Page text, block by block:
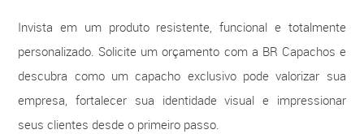
Invista em um produto resistente, funcional e totalmente
personalizado. Solicite um orçamento com a BR Capachos e
descubra como um capacho exclusivo pode valorizar sua
empresa, fortalecer sua identidade visual e impressionar
seus clientes desde o primeiro passo.